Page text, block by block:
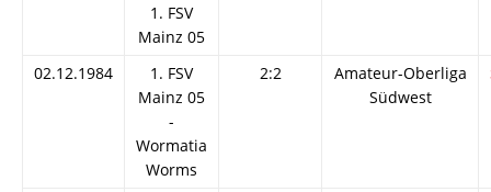
1. FSV
Mainz 05
02.12.1984
1. FSV
Mainz 05
-
Wormatia
Worms
2:2
Amateur-Oberliga
Südwest